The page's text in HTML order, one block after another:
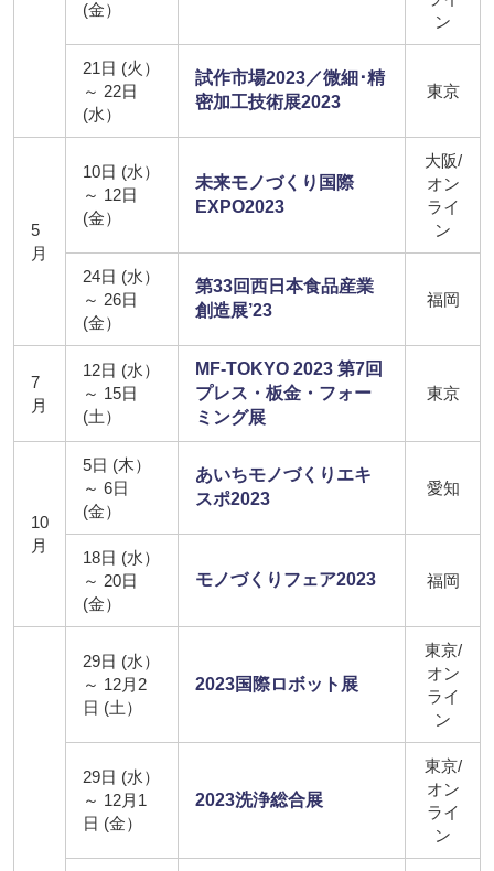
(金）
ン
21日 (火）
～ 22日
(水）
試作市場2023／微細･精
密加工技術展2023
東京
5
月
10日 (水）
～ 12日
(金）
未来モノづくり国際
EXPO2023
大阪/
オン
ライ
ン
24日 (水）
～ 26日
(金）
第33回西日本食品産業
創造展’23
福岡
7
月
12日 (水）
～ 15日
(土）
MF-TOKYO 2023 第7回
プレス・板金・フォー
ミング展
東京
10
月
5日 (木）
～ 6日
(金）
あいちモノづくりエキ
スポ2023
愛知
18日 (水）
～ 20日
(金）
モノづくりフェア2023 福岡
29日 (水）
～ 12月2
日 (土）
2023国際ロボット展
東京/
オン
ライ
ン
29日 (水）
～ 12月1
日 (金）
2023洗浄総合展
東京/
オン
ライ
ン